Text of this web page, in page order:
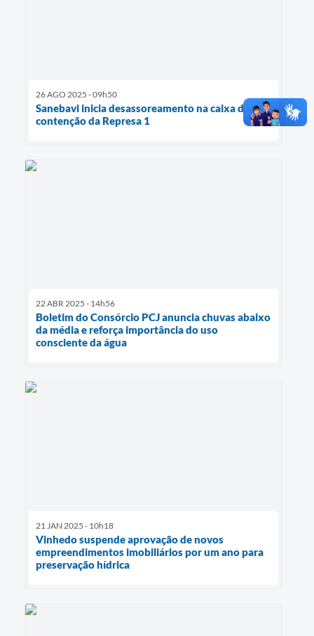
26 AGO 2025 - 09h50
Sanebavi inicia desassoreamento na caixa de
contenção da Represa 1
22 ABR 2025 - 14h56
Boletim do Consórcio PCJ anuncia chuvas abaixo
da média e reforça importância do uso
consciente da água
21 JAN 2025 - 10h18
Vinhedo suspende aprovação de novos
empreendimentos imobiliários por um ano para
preservação hídrica